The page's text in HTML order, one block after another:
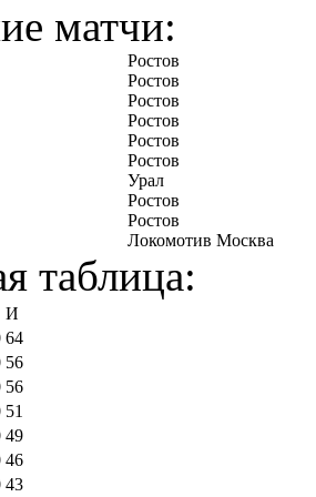
матчи:
Ростов
Ростов
Ростов
Ростов
Ростов
Ростов
Урал
Ростов
Ростов
Локомотив Москва
таблица:
И
64
56
56
51
49
46
43